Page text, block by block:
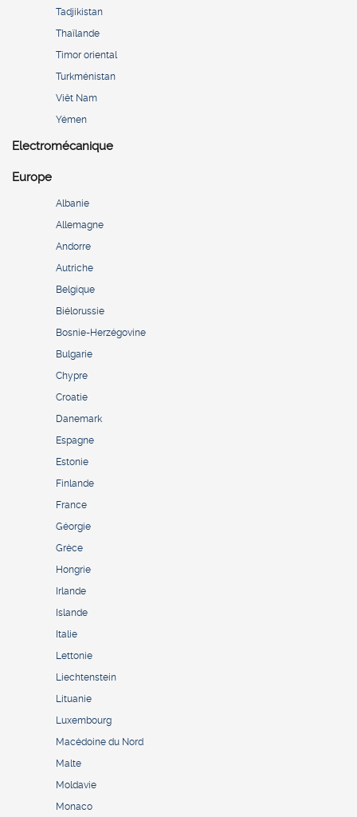
Tadjikistan
Thaïlande
Timor oriental
Turkménistan
Viêt Nam
Yémen
Electromécanique
Europe
Albanie
Allemagne
Andorre
Autriche
Belgique
Biélorussie
Bosnie-Herzégovine
Bulgarie
Chypre
Croatie
Danemark
Espagne
Estonie
Finlande
France
Géorgie
Grèce
Hongrie
Irlande
Islande
Italie
Lettonie
Liechtenstein
Lituanie
Luxembourg
Macédoine du Nord
Malte
Moldavie
Monaco